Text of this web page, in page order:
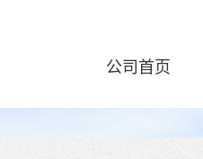
公司首页